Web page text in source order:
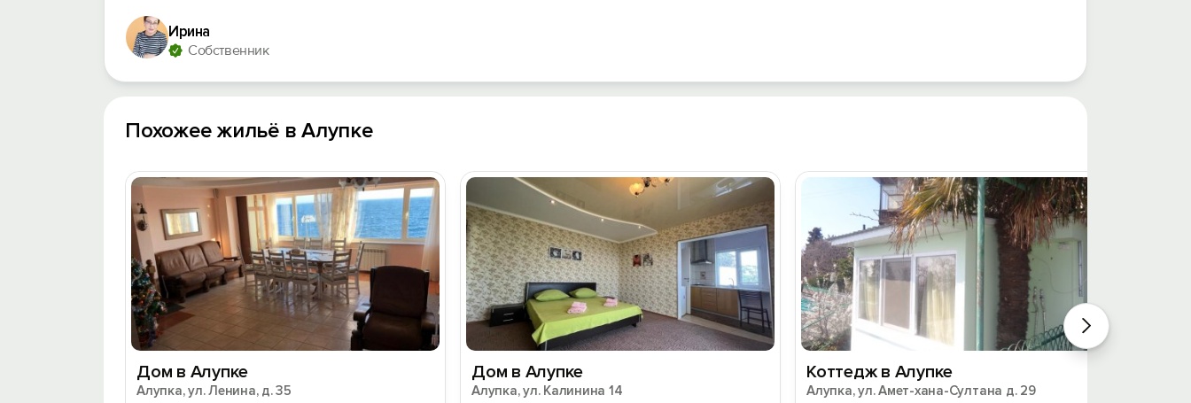
Ирина
Собственник
Похожее жильё в Алупке
Дом в Алупке
Алупка, ул. Ленина, д. 35
Дом в Алупке
Алупка, ул. Калинина 14
Коттедж в Алупке
Алупка, ул. Амет-хана-Султана д. 29